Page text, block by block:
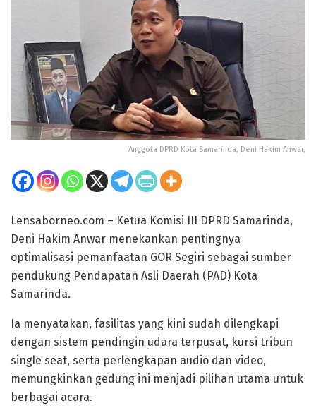
Anggota DPRD Kota Samarinda, Deni Hakim Anwar,
Lensaborneo.com – Ketua Komisi III DPRD Samarinda,
Deni Hakim Anwar menekankan pentingnya
optimalisasi pemanfaatan GOR Segiri sebagai sumber
pendukung Pendapatan Asli Daerah (PAD) Kota
Samarinda.
Ia menyatakan, fasilitas yang kini sudah dilengkapi
dengan sistem pendingin udara terpusat, kursi tribun
single seat, serta perlengkapan audio dan video,
memungkinkan gedung ini menjadi pilihan utama untuk
berbagai acara.